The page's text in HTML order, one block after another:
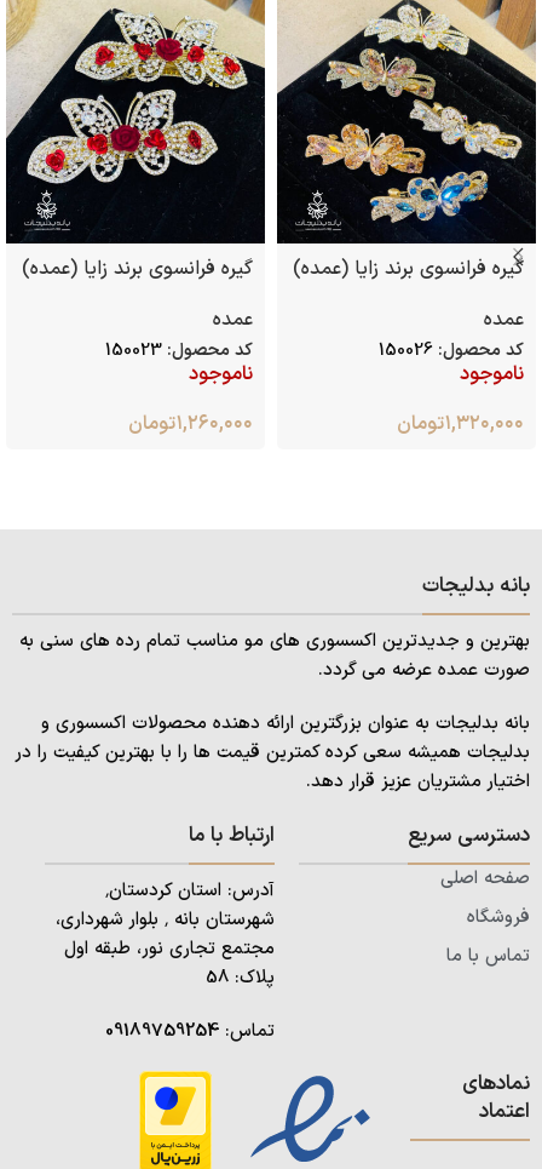
گیره فرانسوی برند زایا (عمده)
عمده
کد محصول: 150026
ناموجود
۱,۳۲۰,۰۰۰تومان
گیره فرانسوی برند زایا (عمده)
عمده
کد محصول: 150023
ناموجود
۱,۲۶۰,۰۰۰تومان
بانه بدلیجات
بهترین و جدیدترین اکسسوری های مو مناسب تمام رده های سنی به
صورت عمده عرضه می گردد.
بانه بدلیجات به عنوان بزرگترین ارائه دهنده محصولات اکسسوری و
بدلیجات همیشه سعی کرده کمترین قیمت ها را با بهترین کیفیت را در
اختیار مشتریان عزیز قرار دهد.
دسترسی سریع
صفحه اصلی
فروشگاه
تماس با ما
ارتباط با ما
آدرس: استان کردستان٬
شهرستان بانه ٬ بلوار شهرداری،
مجتمع تجاری نور، طبقه اول
پلاک: 58
تماس: 09189759254
نمادهای
اعتماد